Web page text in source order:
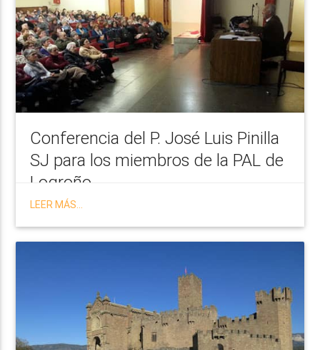
Conferencia del P. José Luis Pinilla
SJ para los miembros de la PAL de
Logroño
LEER MÁS...